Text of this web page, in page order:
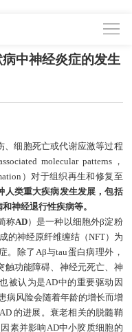
中神经炎症的发生
、细胞死亡或代谢应激等过程
molecular patterns，
）对于组织再生和修复至
人类重大疾病发生发展，包括
神经退行性疾病等。
称AD）是一种以细胞外β淀粉
的神经原纤维缠结（NFT）为
。除了Aβ与tau蛋白病理外，
触功能障碍、神经元死亡、神
被认为是AD中的重要驱动因
病风险会随着年龄的增长而增
的进展。衰老相关的脱髓鞘
素并影响AD中小胶质细胞的